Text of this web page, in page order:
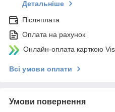
Детальніше
Післяплата
Оплата на рахунок
Онлайн-оплата карткою
Всі умови оплати
Умови повернення